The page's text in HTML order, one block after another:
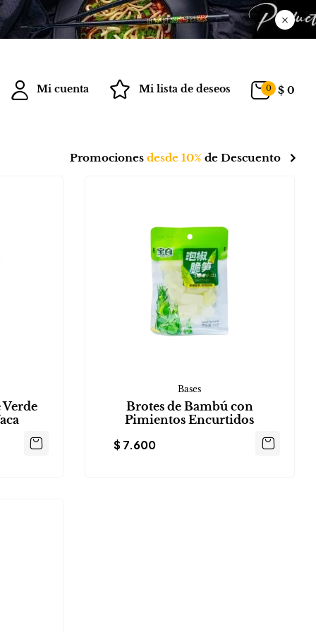
Mi cuenta Mi lista de deseos 0 $ 0
Promociones desde 10% de Descuento
Verde
Bases
Brotes de Bambú con
Pimientos Encurtidos
$7.600